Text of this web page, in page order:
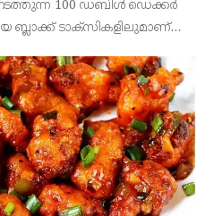
100 ഡബിള്‍ ഡെക്കര്‍
ബ്ലാക്ക് ടാക്‌സികളിലുമാണ്